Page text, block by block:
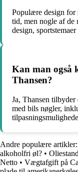
Populære design for
tid, men nogle af de
design,
Kan man også
Thansen?
Ja, Thansen
med bils nøgler,
Andre populære artikler:
alkoholfri øl? •
Netto • Vægtafgift på